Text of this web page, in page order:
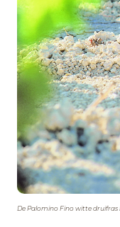
De Palomino Fino witte druifras